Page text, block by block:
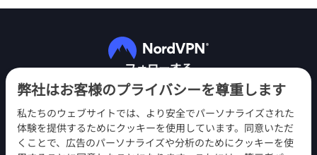
弊社はお客様のプライバシーを尊重します
私たちのウェブサイトでは、より安全でパーソナライズされた
体験を提供するためにクッキーを使用しています。同意いただ
くことで、広告のパーソナライズや分析のためにクッキーを使
フォローする